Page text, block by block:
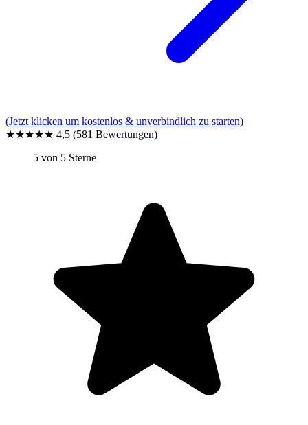
(Jetzt klicken um kostenlos & unverbindlich zu starten)
★★★★★ 4,5 (581 Bewertungen)
5 von 5 Sterne